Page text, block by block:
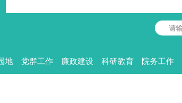
地 党群工作 廉政建设 科研教育 院务工作